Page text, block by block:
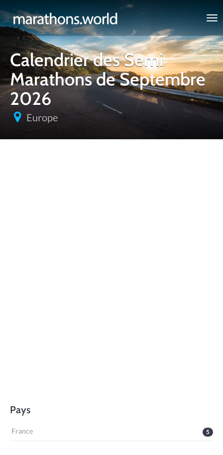
marathons.world
Calendrier des Semi
Marathons de Septembre
2026
Europe
Pays
5
France